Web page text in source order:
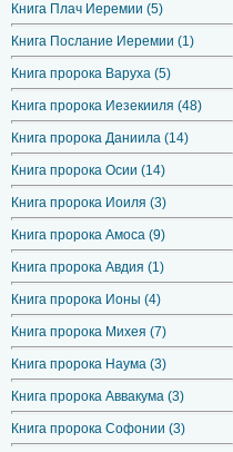
Книга Плач Иеремии (5)
Книга Послание Иеремии (1)
Книга пророка Варуха (5)
Книга пророка Иезекииля (48)
Книга пророка Даниила (14)
Книга пророка Осии (14)
Книга пророка Иоиля (3)
Книга пророка Амоса (9)
Книга пророка Авдия (1)
Книга пророка Ионы (4)
Книга пророка Михея (7)
Книга пророка Наума (3)
Книга пророка Аввакума (3)
Книга пророка Софонии (3)